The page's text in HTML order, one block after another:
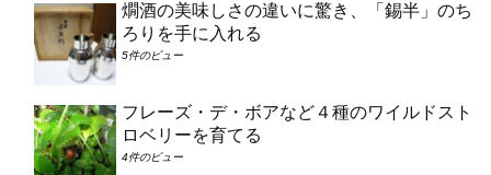
燗酒の美味しさの違いに驚き、「錫半」のち
ろりを手に入れる
5件のビュー
フレーズ・デ・ボアなど４種のワイルドスト
ロベリーを育てる
4件のビュー